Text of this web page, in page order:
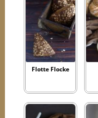
Flotte Flocke